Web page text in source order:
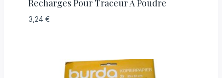
Recharges Pour Traceur A Poudre
3,24 €